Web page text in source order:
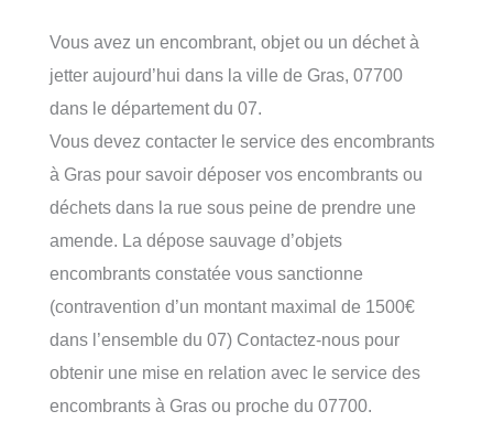
Vous avez un encombrant, objet ou un déchet à
jetter aujourd’hui dans la ville de Gras, 07700
dans le département du 07.
Vous devez contacter le service des encombrants
à Gras pour savoir déposer vos encombrants ou
déchets dans la rue sous peine de prendre une
amende. La dépose sauvage d’objets
encombrants constatée vous sanctionne
(contravention d’un montant maximal de 1500€
dans l’ensemble du 07) Contactez-nous pour
obtenir une mise en relation avec le service des
encombrants à Gras ou proche du 07700.